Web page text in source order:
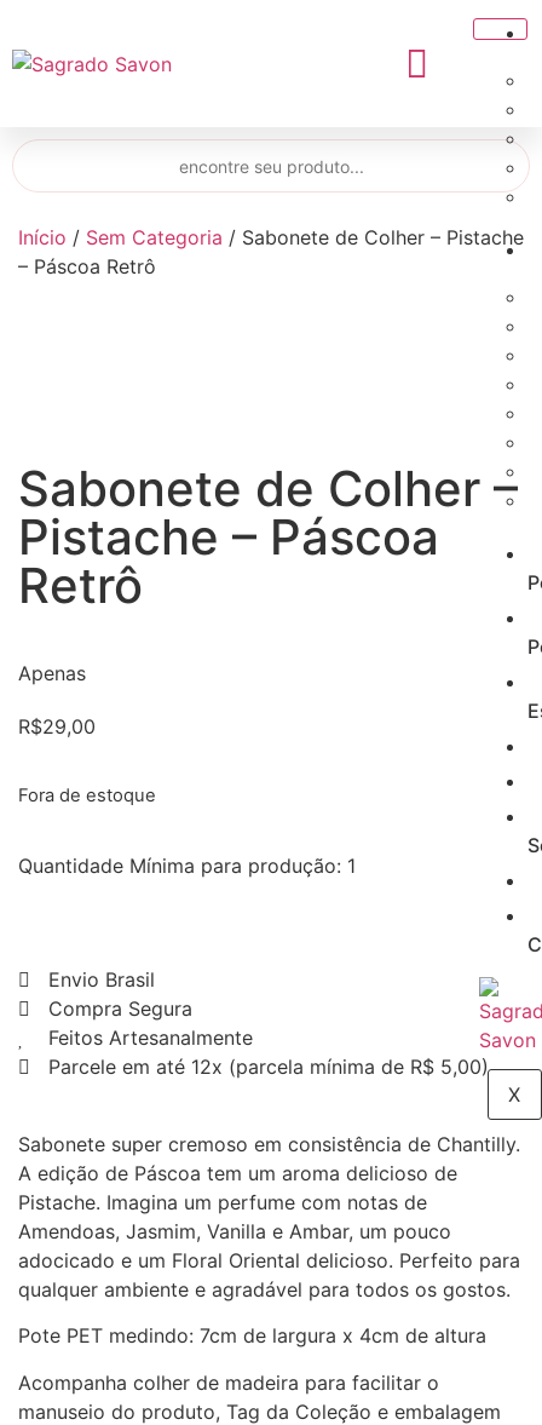
X
Início / Sem Categoria / Sabonete de Colher – Pistache
– Páscoa Retrô
Sabonete de Colher –
Pistache – Páscoa
Retrô
Apenas
R$29,00
Fora de estoque
Quantidade Mínima para produção: 1
Envio Brasil
Compra Segura
Feitos Artesanalmente
Parcele em até 12x (parcela mínima de R$ 5,00)
Sabonete super cremoso em consistência de Chantilly.
A edição de Páscoa tem um aroma delicioso de
Pistache. Imagina um perfume com notas de
Amendoas, Jasmim, Vanilla e Ambar, um pouco
adocicado e um Floral Oriental delicioso. Perfeito para
qualquer ambiente e agradável para todos os gostos.
Pote PET medindo: 7cm de largura x 4cm de altura
Acompanha colher de madeira para facilitar o
manuseio do produto, Tag da Coleção e embalagem